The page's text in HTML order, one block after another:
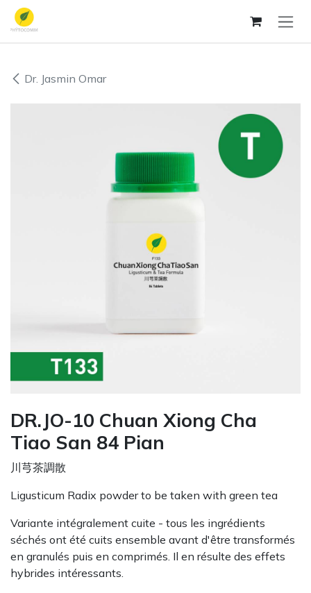
Se rendre au contenu
Dr. Jasmin Omar
DR.JO-10 Chuan Xiong Cha
Tiao San 84 Pian
川芎茶調散
Ligusticum Radix powder to be taken with green tea
Variante intégralement cuite - tous les ingrédients
séchés ont été cuits ensemble avant d'être transformés
en granulés puis en comprimés. Il en résulte des effets
hybrides intéressants.